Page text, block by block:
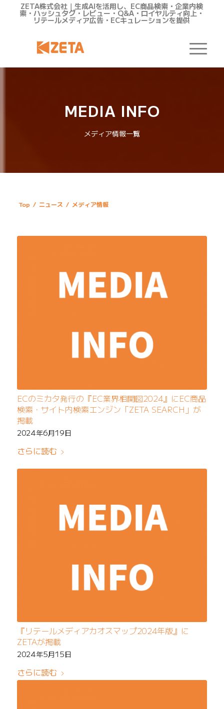
ZETA株式会社｜生成AIを活用し、EC商品検索・企業内検
索・ハッシュタグ・レビュー・Q&A・ロイヤルティ向上・
リテールメディア広告・ECキュレーションを提供
MEDIA INFO
メディア情報一覧
Top / ニュース / メディア情報
ECのミカタ発行の『EC業界相関図2024』にEC商品
検索・サイト内検索エンジン「ZETA SEARCH」が
掲載
2024年6月19日
さらに読む
『リテールメディアカオスマップ2024年版』に
ZETAが掲載
2024年5月15日
さらに読む